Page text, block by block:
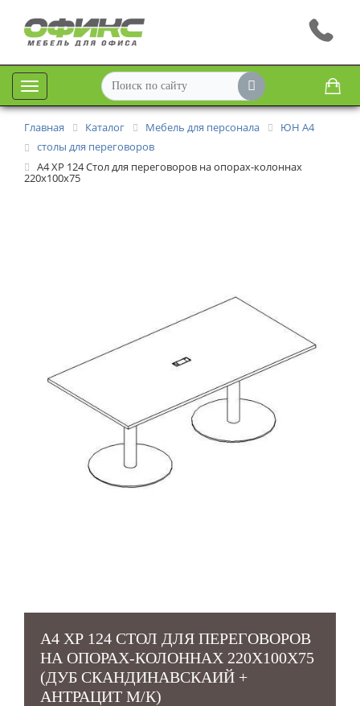
Меню
Главная Каталог Мебель для персонала
ЮН А4
столы для переговоров
А4 ХР 124 Стол для переговоров на опорах-колоннах
220x100x75
А4 ХР 124 СТОЛ ДЛЯ ПЕРЕГОВОРОВ
НА ОПОРАХ-КОЛОННАХ 220X100X75
(ДУБ СКАНДИНАВСКАИЙ +
АНТРАЦИТ М/К)